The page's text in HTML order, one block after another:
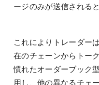
ージのみが送信されると
これによりトレーダー
在のチェーンからトー
慣れたオーダーブック
用し、他の異なるチェ